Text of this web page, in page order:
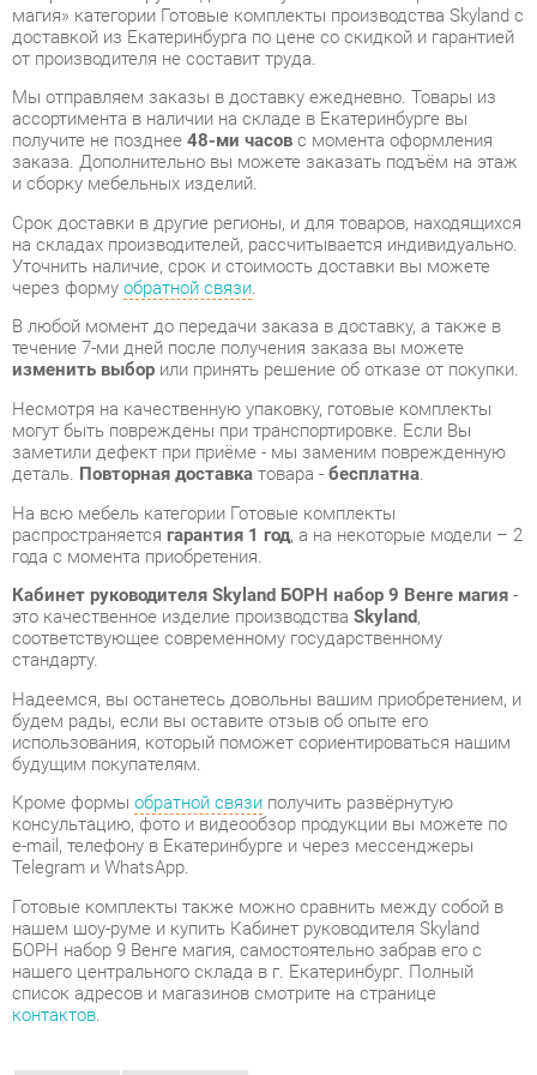
Мы отправляем заказы в доставку ежедневно. Товары из
ассортимента в наличии на складе в Екатеринбурге вы
получите не позднее48-ми часовс момента оформления
заказа. Дополнительно вы можете заказать подъём на этаж
и сборку мебельных изделий.
Срок доставки в другие регионы, и для товаров, находящихся
на складах производителей, рассчитывается индивидуально.
Уточнить наличие, срок и стоимость доставки вы можете
через формуобратной связи.
В любой момент до передачи заказа в доставку, а также в
течение 7-ми дней после получения заказа вы можете
изменить выборили принять решение об отказе от покупки.
Несмотря на качественную упаковку, готовые комплекты
могут быть повреждены при транспортировке. Если Вы
заметили дефект при приёме - мы заменим поврежденную
деталь.Повторная доставкатовара -бесплатна.
На всю мебель категории Готовые комплекты
распространяетсягарантия 1 год, а на некоторые модели – 2
года с момента приобретения.
Кабинет руководителя Skyland БОРН набор 9 Венге магия
это качественное изделие производстваSkyland
соответствующее современному государственному
стандарту.
Надеемся, вы останетесь довольны вашим приобретением, и
будем рады, если вы оставите отзыв об опыте его
использования, который поможет сориентироваться нашим
будущим покупателям.
консультацию, фото и видеообзор продукции вы можете по
e-mail, телефону в Екатеринбурге и через мессенджеры
Telegram и WhatsApp.
нашем шоу-руме и купить Кабинет руководителя Skyland
БОРН набор 9 Венге магия, самостоятельно забрав его с
нашего центрального склада в г. Екатеринбург. Полный
список адресов и магазинов смотрите на странице
Материал
Лдсп
Цвет
Венге магия